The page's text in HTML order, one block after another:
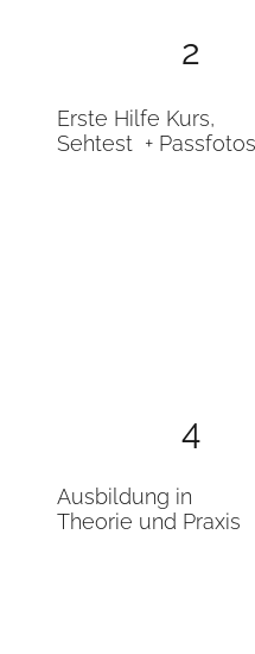
2
Erste Hilfe Kurs,
Sehtest + Passfotos
4
Ausbildung in
Theorie und Praxis